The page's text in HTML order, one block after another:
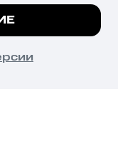
вред здоровью,
все